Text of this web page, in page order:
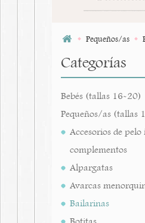
Pequeños/as
Categorías
Bebés (tallas 16-20)
Pequeños/as (tallas
Accesorios de
complementos
Alpargatas
Avarcas
Bailarinas